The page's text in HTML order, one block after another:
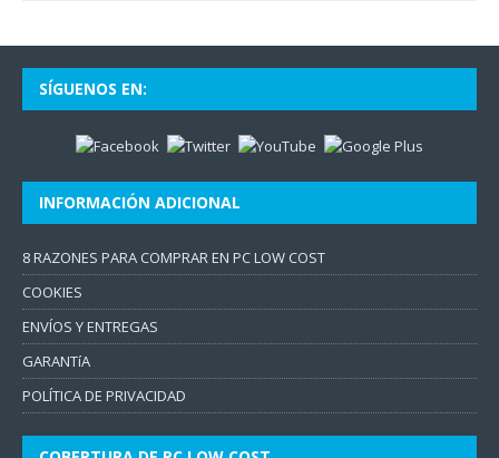
SÍGUENOS EN:
INFORMACIÓN ADICIONAL
8 RAZONES PARA COMPRAR EN PC LOW COST
COOKIES
ENVÍOS Y ENTREGAS
GARANTíA
POLÍTICA DE PRIVACIDAD